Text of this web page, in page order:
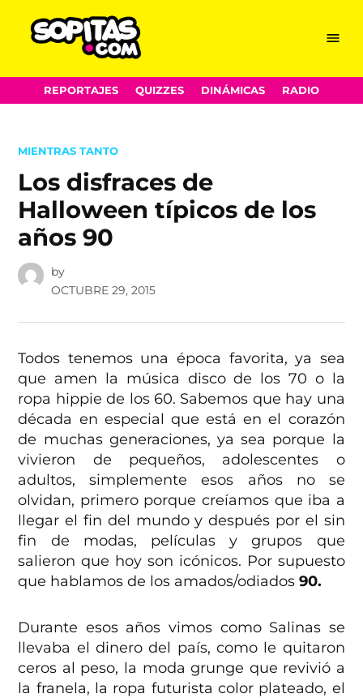
Skip
to
Menu
REPORTAJES QUIZZES DINÁMICAS RADIO
POSTED
MIENTRAS TANTO
Los disfraces de
Halloween típicos de los
años 90
by
OCTUBRE 29, 2015
Todos tenemos una época favorita, ya sea
que amen la música disco de los 70 o la
ropa hippie de los 60. Sabemos que hay una
década en especial que está en el corazón
de muchas generaciones, ya sea porque la
vivieron de pequeños, adolescentes o
adultos, simplemente esos años no se
olvidan, primero porque creíamos que iba a
llegar el fin del mundo y después por el sin
fin de modas, películas y grupos que
salieron que hoy son icónicos. Por supuesto
que hablamos de los amados/odiados 90.
Durante esos años vimos como Salinas se
llevaba el dinero del país, como le quitaron
ceros al peso, la moda grunge que revivió a
la franela, la ropa futurista color plateado, el